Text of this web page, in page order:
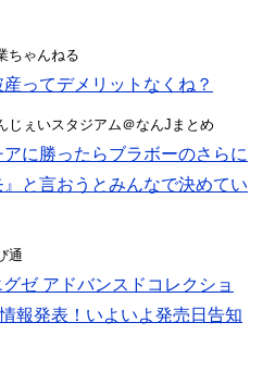
ちゃんねる
産ってデメリットなくね？
じぇいスタジアム＠なんJまとめ
に勝ったらブラボーのさらに
』と言おうとみんなで決めてい
通
ゼ アドバンスドコレクショ
報発表！いよいよ発売日告知